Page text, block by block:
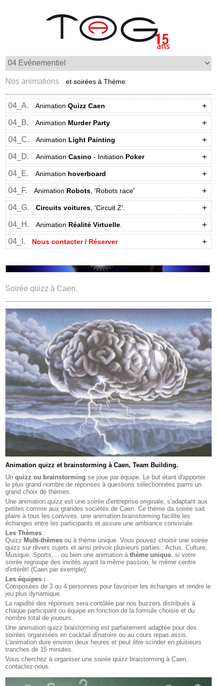
Nos animations et soirées à Thème
04_A. AnimationQuizzCaen
04_B. Animation Murder Party
04_C. Animation Light Painting
04_D. AnimationCasino - Initiation Poker
04_E. Animation hoverboard
04_F. Animation Robots, 'Robots race'
04_G. Circuits voitures, 'Circuit Z'.
04_H. Animation Réalité Virtuelle.
04_I. Nous contacter / Réserver
Soirée quizz à Caen.
Animation quizz et brainstorming à Caen, Team Building.
Unquizz ou brainstorming se joue par équipe. Le but étant d'apporter
le plus grand nombre de réponses à questions sélectionnées parmi un
grand choix de thèmes.
Une animation quizz est une soirée d'entreprise originale, s'adaptant aux
petites comme aux grandes sociétés de Caen. Ce thème da soirée sait
plaire à tous les convives. une animation brainstorming facilite les
échanges entre les participants et assure une ambiance conviviale.
Les Thèmes :
Quizz Multi-thèmes ou à thème unique. Vous pouvez choisir une soirée
quizz sur divers sujets et ainsi prévoir plusieurs parties : Actus, Culture,
Musique, Sports,... ou bien une animation àthème unique, si votre
soirée regroupe des invités ayant la même passion, le même centre
d'intérêt! (Caen par exemple).
Les équipes :
Composées de 3 ou 4 personnes pour favoriser les échanges et rendre le
jeu plus dynamique.
La rapidité des réponses sera contôlée par nos buzzers distribués à
chaque participant ou équipe en fonction de la formule choisie et du
nombre total de joueurs.
Une animation quizz braistorming est parfaitement adaptée pour des
soirées organisées en cocktail dînatoire ou au cours repas assis.
L'animation dure environ deux heures et peut être scinder en plusieurs
tranches de 15 minutes.
Vous cherchez à organiser une soirée quizz braistorming à Caen,
contactez-nous.